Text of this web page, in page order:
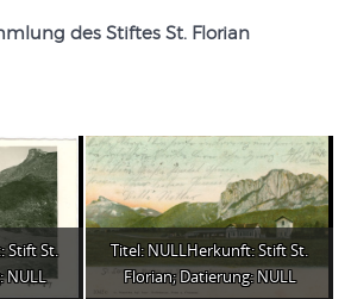
des Stiftes St. Florian
Stift St.
NULL
Titel: NULLHerkunft: Stift St.
Florian; Datierung: NULL